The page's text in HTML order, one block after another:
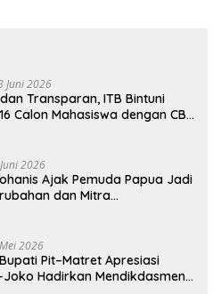
Juni 2026
Transparan, ITB Bintuni
Calon Mahasiswa dengan CBT
2026
Ajak Pemuda Papua Jadi
dan Mitra
2026
Pit–Matret Apresiasi
Hadirkan Mendikdasmen